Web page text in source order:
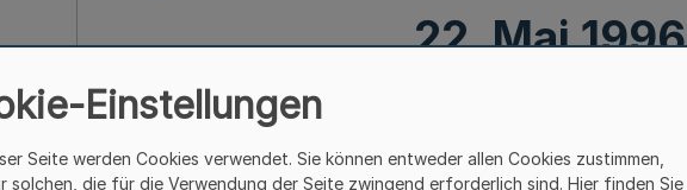
22. Mai 1996
Weiterbildungsordnung
Einstellungen
Seite werden Cookies verwendet. Sie können entweder allen Cookies zustimmen,
solchen, die für die Verwendung der Seite zwingend erforderlich sind. Hier finden Sie